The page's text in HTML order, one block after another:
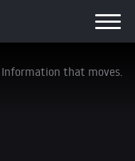
Information that moves.